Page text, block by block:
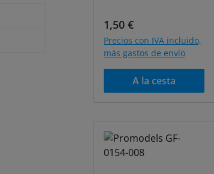
Precio normal:
1,50 €
Precios con IVA incluido,
más gastos de envío
A la cesta